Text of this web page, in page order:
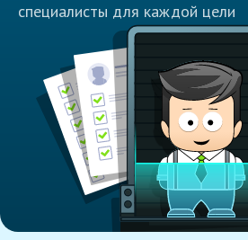
специалисты для каждой цели